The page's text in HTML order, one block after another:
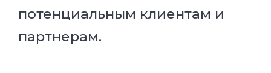
потенциальным клиентам и
партнерам.